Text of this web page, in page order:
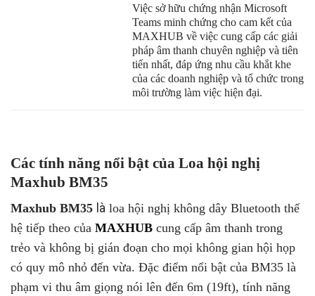
Việc sở hữu chứng nhận Microsoft
Teams minh chứng cho cam kết của
MAXHUB về việc cung cấp các giải
pháp âm thanh chuyên nghiệp và tiên
tiến nhất, đáp ứng nhu cầu khắt khe
của các doanh nghiệp và tổ chức trong
môi trường làm việc hiện đại.
Các tính năng nổi bật của Loa hội nghị
Maxhub BM35
Maxhub BM35 là loa hội nghị không dây Bluetooth thế
hệ tiếp theo của MAXHUB cung cấp âm thanh trong
trẻo và không bị gián đoạn cho mọi không gian hội họp
có quy mô nhỏ đến vừa. Đặc điểm nổi bật của BM35 là
phạm vi thu âm giọng nói lên đến 6m (19ft), tính năng